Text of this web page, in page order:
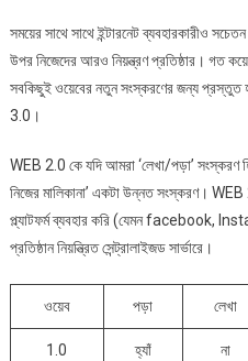
সময়ের সাথে সাথে ইন্টারনেট ব্যবহারকারীও
উপর নিজেদের আরও নিয়ন্ত্রণ প্রতিষ্ঠার। গত
সবকিছুই ওয়েবের নতুন সংস্করণের জন্য প্রস্তুত
3.0।
WEB 2.0 কে যদি আমরা ‘লেখা/পড়া’ সংস্করণ
নিজের মালিকানা’ একটা উন্নত সংস্করণ।
প্ল্যাটফর্ম ব্যবহার করি (যেমন facebook,
প্রতিষ্ঠান নিয়ন্ত্রিত সেন্ট্রালাইজড সার্ভারে।
ওয়েব পড়া লেখা
1.0 হ্যাঁ না